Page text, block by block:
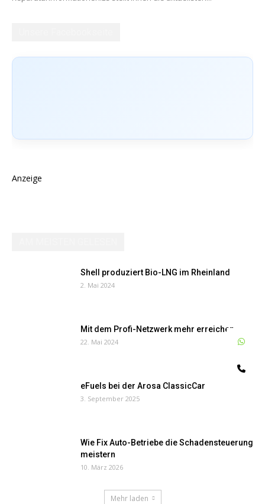
Anzeige
Shell produziert Bio-LNG im Rheinland
2. Mai 2024
Mit dem Profi-Netzwerk mehr erreichen
22. Mai 2024
eFuels bei der Arosa ClassicCar
3. September 2025
Wie Fix Auto-Betriebe die Schadensteuerung
meistern
10. März 2026
Mehr laden